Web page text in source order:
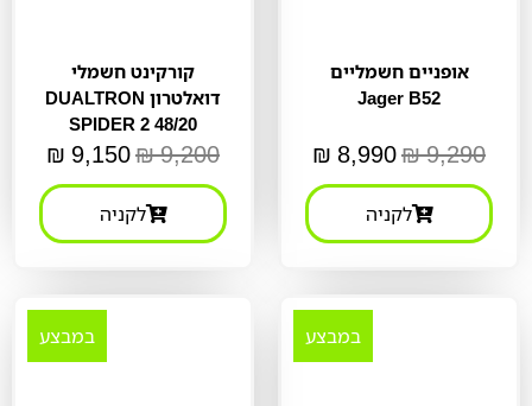
אופניים חשמליים
Jager B52
9,290
₪
8,990
₪
לקניה
קורקינט חשמלי
דואלטרון DUALTRON
SPIDER 2 48/20
9,200
₪
9,150
₪
לקניה
במבצע במבצע